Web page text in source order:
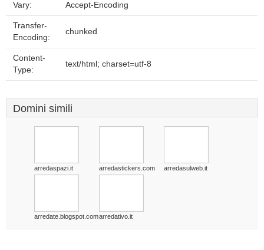
Vary: Accept-Encoding
Transfer-
Encoding:
chunked
Content-
Type:
text/html; charset=utf-8
Domini simili
arredaspazi.it arredastickers.com arredasulweb.it
arredate.blogspot.comarredativo.it